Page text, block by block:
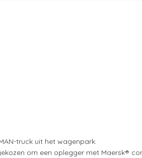
truck uit het wagenpark.
om een oplegger met Maersk®